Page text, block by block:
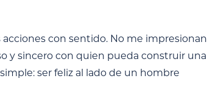
con sentido. No me impresionan
y sincero con quien pueda construir una
ser feliz al lado de un hombre